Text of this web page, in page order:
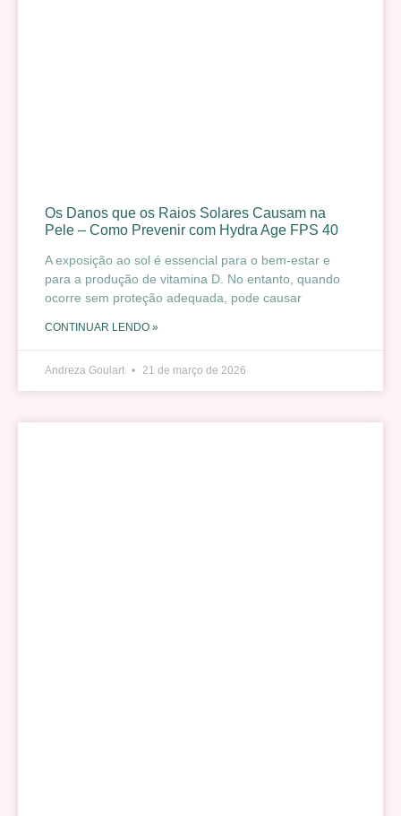
Os Danos que os Raios Solares Causam na
Pele – Como Prevenir com Hydra Age FPS 40
A exposição ao sol é essencial para o bem-estar e
para a produção de vitamina D. No entanto, quando
ocorre sem proteção adequada, pode causar
CONTINUAR LENDO »
Andreza Goulart 21 de março de 2026